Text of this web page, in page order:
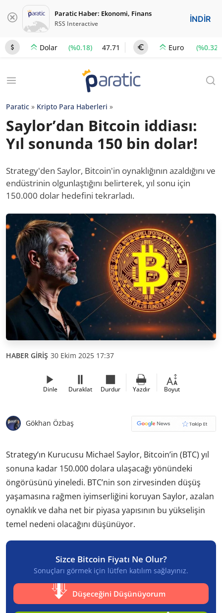
Paratic Haber: Ekonomi, Finans
RSS Interactive İNDİR
Dolar (%0.18) 47.71 Euro (%0.32)
Paratic » Kripto Para Haberleri »
Saylor’dan Bitcoin iddiası:
Yıl sonunda 150 bin dolar!
Strategy'den Saylor, Bitcoin'in oynaklığının azaldığını ve
endüstrinin olgunlaştığını belirterek, yıl sonu için
150.000 dolar hedefini tekrarladı.
HABER GİRİŞ 30 Ekim 2025 17:37
Dinle Duraklat Durdur Yazdır Boyut
Gökhan Özbaş
Strategy’ın Kurucusu Michael Saylor, Bitcoin’in (BTC) yıl
sonuna kadar 150.000 dolara ulaşacağı yönündeki
öngörüsünü yineledi. BTC’nin son zirvesinden düşüş
yaşamasına rağmen iyimserliğini koruyan Saylor, azalan
oynaklık ve daha net bir piyasa yapısının bu yükselişin
temel nedeni olacağını düşünüyor.
Sizce Bitcoin Fiyatı Ne Olur?
Sonuçları görmek için lütfen katılım sağlayınız.
Düşeceğini Düşünüyorum